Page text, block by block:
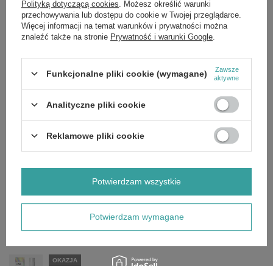
Zamów teraz i ciesz się zdrowym wyglądem mimo częstej stylizacji.
Składniki: Jeśli chcesz poznać pełny skład produktu, napisz do nas,
chętnie prześlemy aktualne zdjęcie etykiety ze składem. Producenci
czasem aktualizują receptury, dlatego zapewniamy dostęp do
Marka
Zobacz również
OKAZJA
So!Flow Wygładzająca Odżywka do Włosów po Keratynowym
Prostowaniu 400ml
£4.47 / szt.
OKAZJA
Polityką dotyczącą cookies . Możesz określić warunki
przechowywania lub dostępu do cookie w Twojej przeglądarce.
Więcej informacji na temat warunków i prywatności można
znaleźć także na stronie Prywatność i warunki Google
Funkcjonalne pliki cookie (wymagane)
Zawsze
aktywne
Analityczne pliki cookie
Reklamowe pliki cookie
Potwierdzam wymagane
Potwierdzam wszystkie